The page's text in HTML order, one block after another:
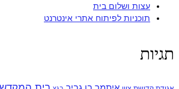
עצות ושלום בית
תוכניות לפיתוח אתרי אינטרנט
תגיות